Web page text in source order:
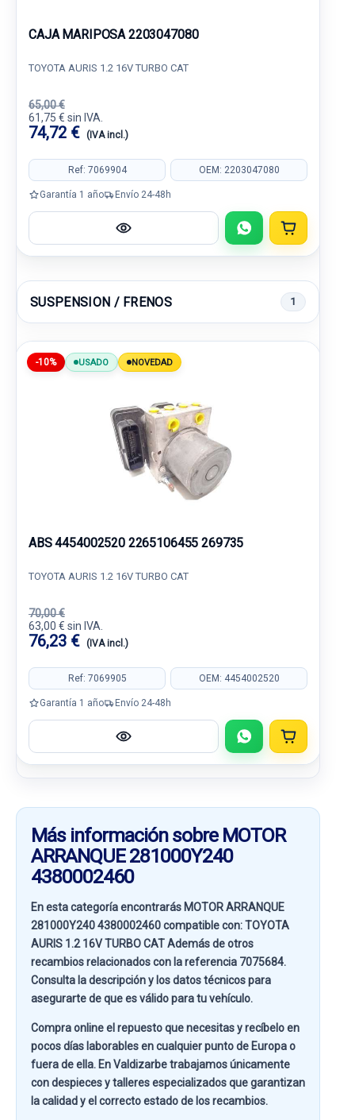
CAJA MARIPOSA 2203047080
TOYOTA AURIS 1.2 16V TURBO CAT
65,00 €
61,75 € sin IVA.
74,72 € (IVA incl.)
Ref: 7069904 OEM: 2203047080
Garantía 1 año Envío 24-48h
SUSPENSION / FRENOS 1
-10% USADO NOVEDAD
ABS 4454002520 2265106455 269735
TOYOTA AURIS 1.2 16V TURBO CAT
70,00 €
63,00 € sin IVA.
76,23 € (IVA incl.)
Ref: 7069905 OEM: 4454002520
Garantía 1 año Envío 24-48h
Más información sobre MOTOR
ARRANQUE 281000Y240
4380002460
En esta categoría encontrarás MOTOR ARRANQUE
281000Y240 4380002460 compatible con:TOYOTA
AURIS 1.2 16V TURBO CATAdemás de otros
recambios relacionados con la referencia 7075684.
Consulta la descripción y los datos técnicos para
asegurarte de que es válido para tu vehículo.
Compra online el repuesto que necesitas y recíbelo en
pocos días laborables en cualquier punto de Europa o
fuera de ella. EnValdizarbetrabajamos únicamente
con despieces y talleres especializados que garantizan
la calidad y el correcto estado de los recambios.